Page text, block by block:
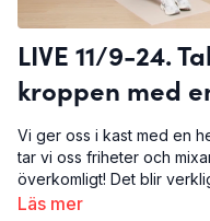
LIVE 11/9-24.
kroppen med
Vi ger oss i kast med en
tar vi oss friheter och
överkomligt! Det blir
hela kroppen, som vi sen
Läs mer